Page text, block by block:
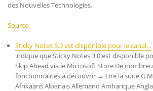
des Nouvelles Technologies.
Source
Sticky Notes 3.0 est disponible pour le canal…
indique que Sticky Notes 3.0 est disponible
Skip Ahead via le Microsoft Store De
fonctionnalités à découvrir → Lire la suite G
Afrikaans Albanais Allemand Amharique